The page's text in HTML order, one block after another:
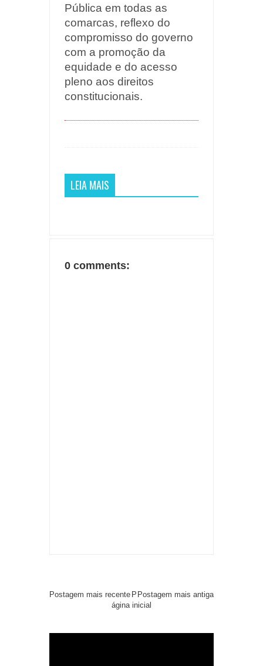
Pública em todas as
comarcas, reflexo do
compromisso do governo
com a promoção da
equidade e do acesso
pleno aos direitos
constitucionais.
LEIA MAIS
0 comments:
Postagem mais recente Postagem mais antiga
P
ágina inicial